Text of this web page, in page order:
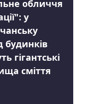
обличчя
у
будинків
гігантські
сміття